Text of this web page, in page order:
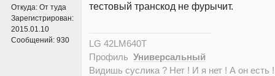
Откуда: От туда
Зарегистрирован:
2015.01.10
Сообщений: 930
тестовый транскод не фурычит.
LG 42LM640T
Профиль Универсальный
Видишь суслика ? Нет ! И я нет ! А он есть